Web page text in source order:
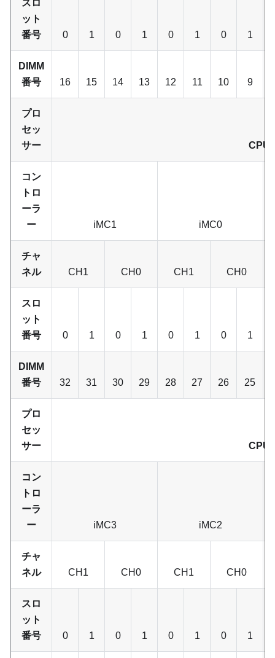
スロ
ット
番号
0 1 0 1 0 1 0 1
DIMM
番号
16 15 14 13 12 11 10 9
プロ
セッ
サー
CPU
コン
トロ
ーラ
ー
iMC1 iMC0
チャ
ネル
CH1 CH0 CH1 CH0
スロ
ット
番号
0 1 0 1 0 1 0 1
DIMM
番号
32 31 30 29 28 27 26 25
プロ
セッ
サー
CPU
コン
トロ
ーラ
ー
iMC3 iMC2
チャ
ネル
CH1 CH0 CH1 CH0
スロ
ット
番号
0 1 0 1 0 1 0 1